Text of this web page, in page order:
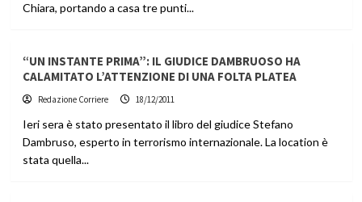
Chiara, portando a casa tre punti...
“UN INSTANTE PRIMA”: IL GIUDICE DAMBRUOSO HA
CALAMITATO L’ATTENZIONE DI UNA FOLTA PLATEA
Redazione Corriere 18/12/2011
Ieri sera è stato presentato il libro del giudice Stefano
Dambruso, esperto in terrorismo internazionale. La location è
stata quella...